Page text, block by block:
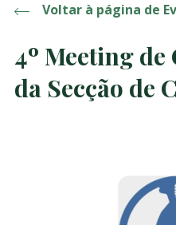
Voltar à página de
4º Meeting
da Secção de